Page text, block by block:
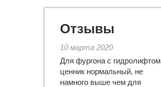
Отзывы
10 марта 2020
Для фургона с гидролифтом
ценник нормальный, не
намного выше чем для